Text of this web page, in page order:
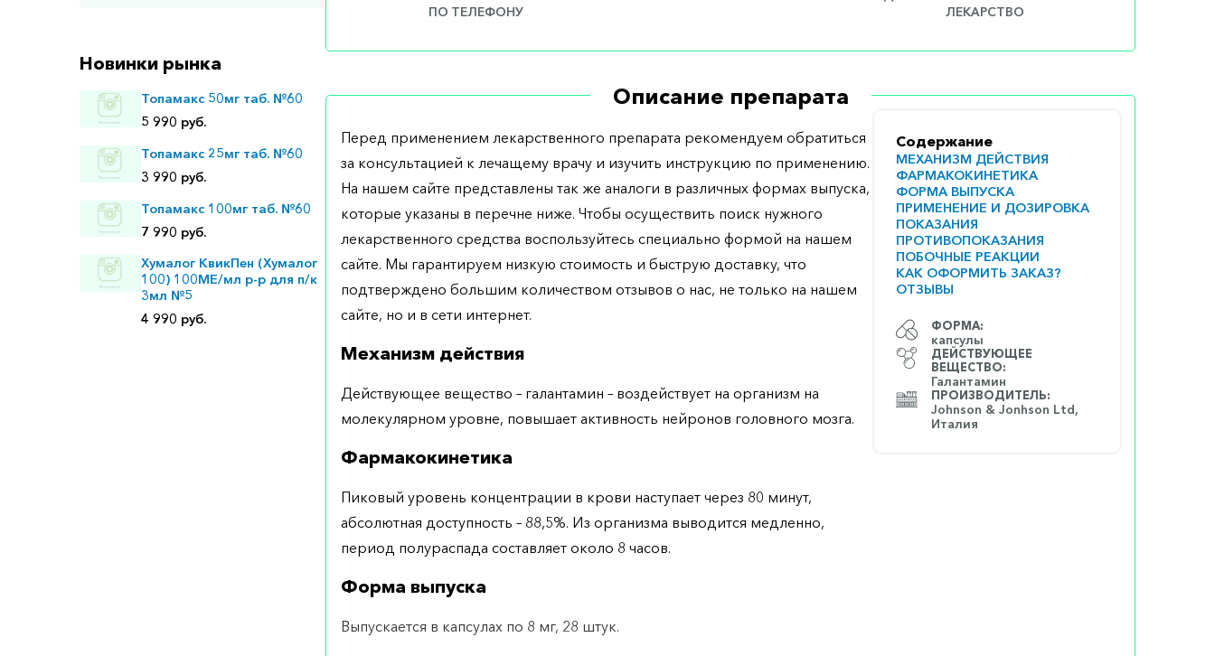
Новинки рынка
Топамакс 50мг таб. №60
5 990 руб.
Топамакс 25мг таб. №60
3 990 руб.
Топамакс 100мг таб. №60
7 990 руб.
Хумалог КвикПен (Хумалог
100) 100МЕ/мл р-р для п/к
3мл №5
4 990 руб.
ПО ТЕЛЕФОНУ
ЛЕКАРСТВО
Описание препарата
Содержание
МЕХАНИЗМ ДЕЙСТВИЯ
ФАРМАКОКИНЕТИКА
ФОРМА ВЫПУСКА
ПРИМЕНЕНИЕ И ДОЗИРОВКА
ПОКАЗАНИЯ
ПРОТИВОПОКАЗАНИЯ
ПОБОЧНЫЕ РЕАКЦИИ
КАК ОФОРМИТЬ ЗАКАЗ?
ОТЗЫВЫ
ФОРМА:
капсулы
ДЕЙСТВУЮЩЕЕ
ВЕЩЕСТВО:
Галантамин
ПРОИЗВОДИТЕЛЬ:
Johnson & Jonhson Ltd,
Италия
Перед применением лекарственного препарата рекомендуем обратиться
за консультацией к лечащему врачу и изучить инструкцию по применению.
На нашем сайте представлены так же аналоги в различных формах выпуска,
которые указаны в перечне ниже. Чтобы осуществить поиск нужного
лекарственного средства воспользуйтесь специально формой на нашем
сайте. Мы гарантируем низкую стоимость и быструю доставку, что
подтверждено большим количеством отзывов о нас, не только на нашем
сайте, но и в сети интернет.
Механизм действия
Действующее вещество – галантамин – воздействует на организм на
молекулярном уровне, повышает активность нейронов головного мозга.
Фармакокинетика
Пиковый уровень концентрации в крови наступает через 80 минут,
абсолютная доступность – 88,5%. Из организма выводится медленно,
период полураспада составляет около 8 часов.
Форма выпуска
Выпускается в капсулах по 8 мг, 28 штук.